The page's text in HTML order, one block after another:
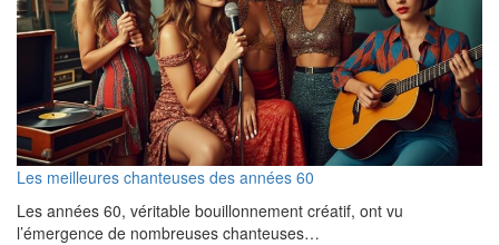
Les meilleures chanteuses des années 60
Les années 60, véritable bouillonnement créatif, ont vu
l’émergence de nombreuses chanteuses…